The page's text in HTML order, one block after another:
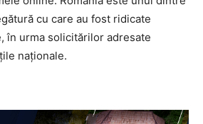
cu care au fost ridicate
în urma solicitărilor adresate
naționale.